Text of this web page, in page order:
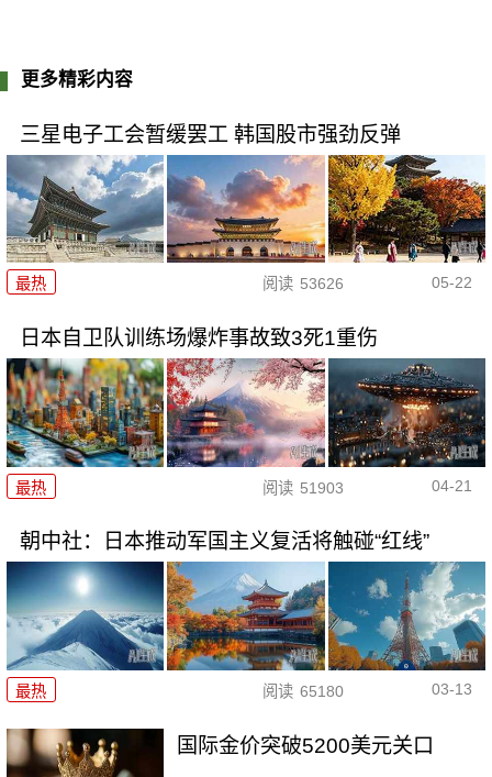
更多精彩内容
三星电子工会暂缓罢工 韩国股市强劲反弹
最热 阅读 53626 05-22
日本自卫队训练场爆炸事故致3死1重伤
最热 阅读 51903 04-21
朝中社：日本推动军国主义复活将触碰“红线”
最热 阅读 65180 03-13
国际金价突破5200美元关口